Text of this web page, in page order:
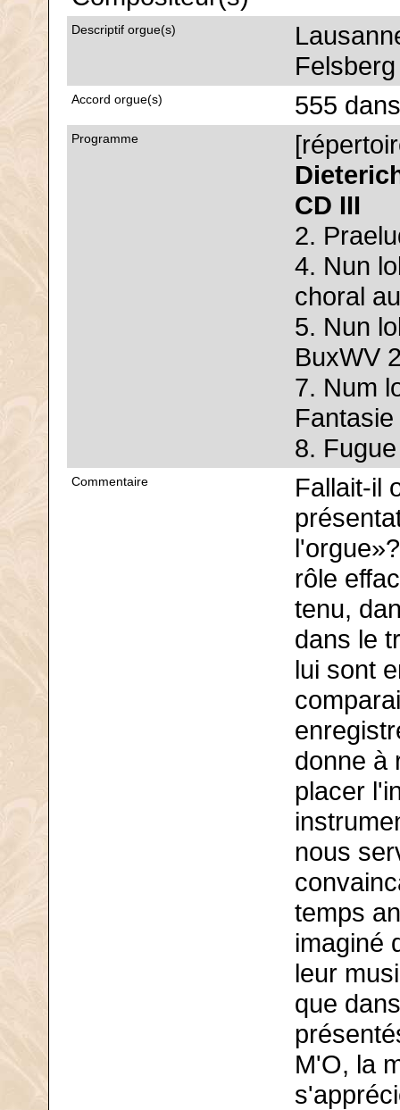
Descriptif orgue(s)
Accord orgue(s) 555
Programme
CD III
2.
4. Nun
choral
5. Nun
BuxWV
7. Num
8.
Commentaire
Fallait-il
rôle
tenu,
dans le
lui sont
donne à
placer
nous
temps
imaginé
leur
que
M'O, la